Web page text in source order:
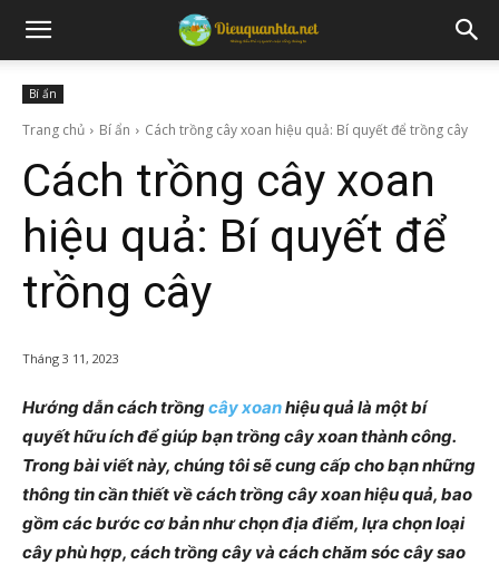
Bí ẩn
Trang chủ Bí ẩn Cách trồng cây xoan hiệu quả: Bí quyết để trồng cây
Cách trồng cây xoan
hiệu quả: Bí quyết để
trồng cây
Tháng 3 11, 2023
Hướng dẫn cách trồngcây xoanhiệu quả là một bí
quyết hữu ích để giúp bạn trồng cây xoan thành công.
Trong bài viết này, chúng tôi sẽ cung cấp cho bạn những
thông tin cần thiết về cách trồng cây xoan hiệu quả, bao
gồm các bước cơ bản như chọn địa điểm, lựa chọn loại
cây phù hợp, cách trồng cây và cách chăm sóc cây sao